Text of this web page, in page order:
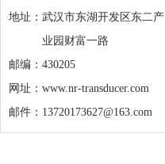
地址： 武汉市东湖开发区东二产
业园财富一路
邮编：430205
网址：www.nr-transducer.com
邮件：13720173627@163.com